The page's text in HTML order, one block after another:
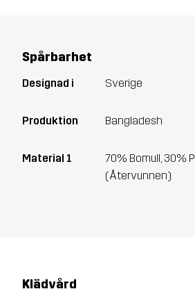
Spårbarhet
Designad i Sverige
Produktion Bangladesh
Material 1
70% Bomull, 30%
(Återvunnen)
Klädvård